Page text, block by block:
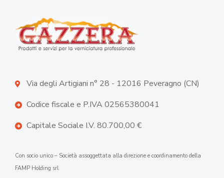
Via degli Artigiani n° 28 - 12016 Peveragno (CN)
Codice fiscale e P.IVA 02565380041
Capitale Sociale I.V. 80.700,00 €
Con socio unico – Società assoggettata alla direzione e coordinamento della
FAMP Holding srl